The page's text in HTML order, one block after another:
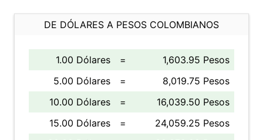
DE DÓLARES A PESOS COLOMBIANOS
1.00 Dólares =
1,603.95 Pesos
5.00 Dólares
=
8,019.75 Pesos
10.00 Dólares
=
16,039.50 Pesos
15.00 Dólares
=
24,059.25 Pesos